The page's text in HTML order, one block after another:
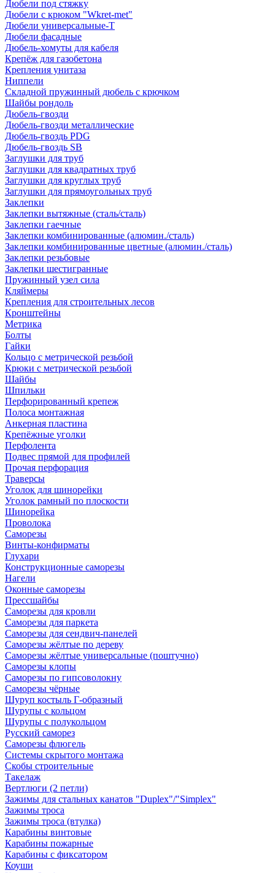
Дюбели под стяжку
Дюбели с крюком "Wkret-met"
Дюбели универсальные-Т
Дюбели фасадные
Дюбель-хомуты для кабеля
Крепёж для газобетона
Крепления унитаза
Ниппели
Складной пружинный дюбель с крючком
Шайбы рондоль
Дюбель-гвозди
Дюбель-гвозди металлические
Дюбель-гвоздь PDG
Дюбель-гвоздь SB
Заглушки для труб
Заглушки для квадратных труб
Заглушки для круглых труб
Заглушки для прямоугольных труб
Заклепки
Заклепки вытяжные (сталь/сталь)
Заклепки гаечные
Заклепки комбинированные (алюмин./сталь)
Заклепки комбинированные цветные (алюмин./сталь)
Заклепки резьбовые
Заклепки шестигранные
Пружинный узел сила
Кляймеры
Крепления для строительных лесов
Кронштейны
Метрика
Болты
Гайки
Кольцо с метрической резьбой
Крюки с метрической резьбой
Шайбы
Шпильки
Перфорированный крепеж
Полоса монтажная
Анкерная пластина
Крепёжные уголки
Перфолента
Подвес прямой для профилей
Прочая перфорация
Траверсы
Уголок для шинорейки
Уголок рамный по плоскости
Шинорейка
Проволока
Саморезы
Винты-конфирматы
Глухари
Конструкционные саморезы
Нагели
Оконные саморезы
Прессшайбы
Саморезы для кровли
Саморезы для паркета
Саморезы для сендвич-панелей
Саморезы жёлтые по дереву
Саморезы жёлтые универсальные (поштучно)
Саморезы клопы
Саморезы по гипсоволокну
Саморезы чёрные
Шуруп костыль Г-образный
Шурупы с кольцом
Шурупы с полукольцом
Русский саморез
Саморезы флюгель
Системы скрытого монтажа
Скобы строительные
Такелаж
Вертлюги (2 петли)
Зажимы для стальных канатов "Duplex"/"Simplex"
Зажимы троса
Зажимы троса (втулка)
Карабины винтовые
Карабины пожарные
Карабины с фиксатором
Коуши